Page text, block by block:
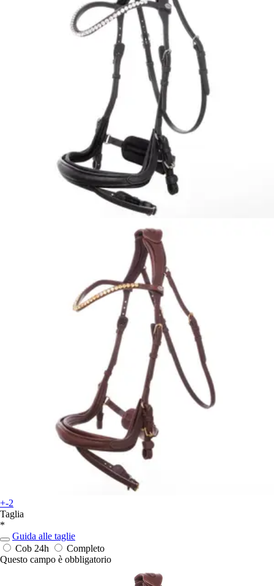
+-2
Taglia
*
Guida alle taglie
Cob 24h
Completo
Questo campo è obbligatorio